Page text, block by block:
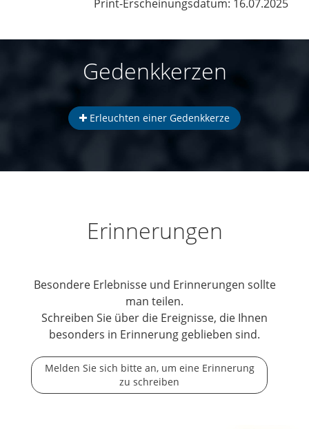
Print-Erscheinungsdatum: 16.07.2025
Gedenkkerzen
Erleuchten einer Gedenkkerze
Erinnerungen
Besondere Erlebnisse und Erinnerungen sollte
man teilen.
Schreiben Sie über die Ereignisse, die Ihnen
besonders in Erinnerung geblieben sind.
Melden Sie sich bitte an, um eine Erinnerung
zu schreiben